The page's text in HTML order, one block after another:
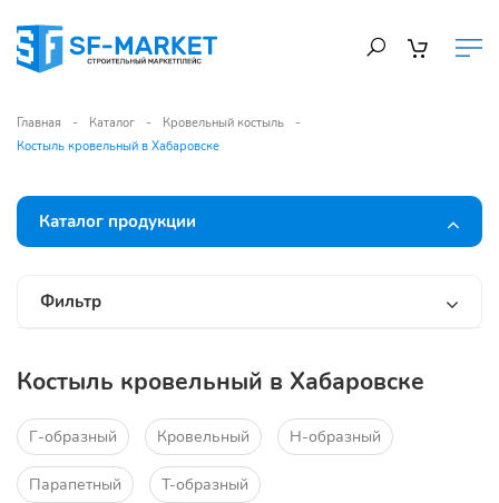
Главная Каталог
Кровельный костыль
Костыль кровельный в Хабаровске
Каталог продукции
Фильтр
Костыль кровельный в Хабаровске
Г-образный Кровельный Н-образный
Парапетный Т-образный